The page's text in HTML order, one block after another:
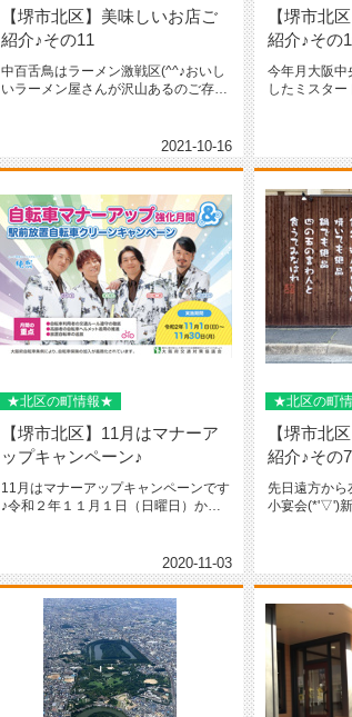
【堺市北区】美味しいお店ご
紹介♪その11
中百舌鳥はラーメン激戦区(^^♪おいし
いラーメン屋さんが沢山あるのご存じ
2021-10-16
【堺市北
紹介♪その
今年月大阪中
したミスタ
★北区の町情報★
【堺市北区】11月はマナーア
ップキャンペーン♪
11月はマナーアップキャンペーンです
♪令和２年１１月１日（日曜日）から
2020-11-03
★北区の町
【堺市北
紹介♪その7
先日遠方から
小宴会(*'▽')